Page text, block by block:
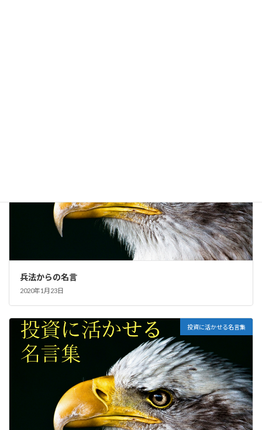
兵法からの名言
2020年1月23日
投資に活かせる名言集